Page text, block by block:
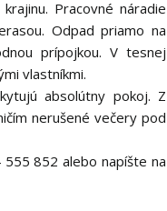
Pracovné náradie
Odpad priamo na
prípojkou. V tesnej
vlastníkmi.
absolútny pokoj. Z
nerušené večery pod
852 alebo napíšte na